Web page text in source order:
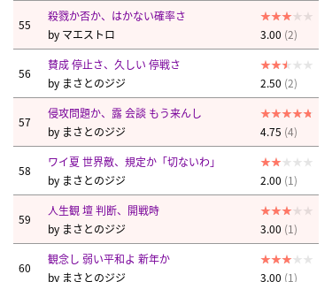
55
殺戮か否か、はかない確率さ
by マエストロ 3.00 (2)
56
賛成 停止さ、久しい 停戦さ
by まさとのジジ 2.50 (2)
57
侵攻問題か、露 会談 もう来んし
by まさとのジジ 4.75 (4)
58
ワイ夏 世界敵、規定か「切ないわ」
by まさとのジジ 2.00 (1)
59
人生観 壇 判断、開戦時
by まさとのジジ 3.00 (1)
60
観念し 弱い平和よ 新年か
by まさとのジジ 3.00 (1)